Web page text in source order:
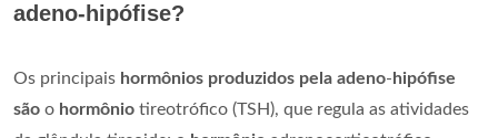
adeno-hipófise?
Os principais hormônios produzidos pela adeno- hipófise
são o hormônio tireotrófico (TSH), que regula as atividades